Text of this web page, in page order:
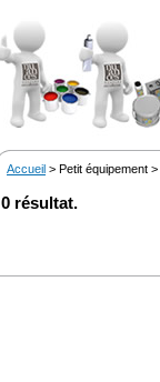
Accueil > Petit équipement >
0 résultat.